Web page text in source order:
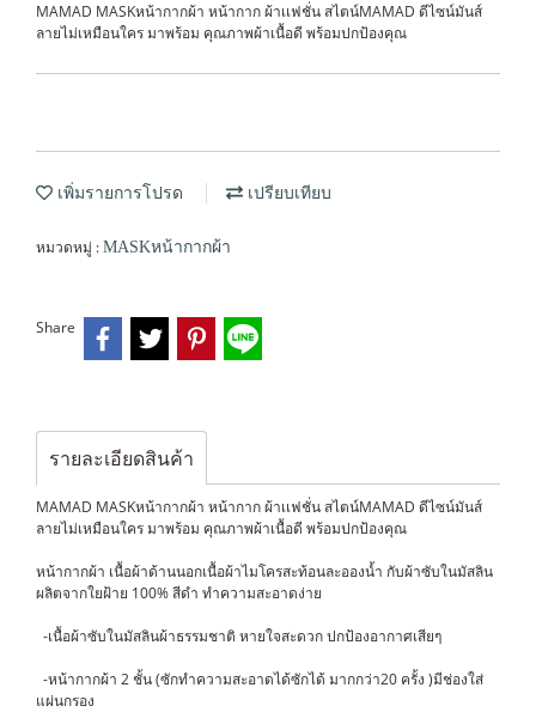
MAMAD MASKหน้ากากผ้า หน้ากาก ผ้าเเฟชั่น สไตน์MAMAD ดีไซน์มันส์
ลายไม่เหมือนใคร มาพร้อม คุณภาพผ้าเนื้อดี พร้อมปกป้องคุณ
เพิ่มรายการโปรด เปรียบเทียบ
หมวดหมู่ : MASKหน้ากากผ้า
Share
รายละเอียดสินค้า
MAMAD MASKหน้ากากผ้า หน้ากาก ผ้าเเฟชั่น สไตน์MAMAD ดีไซน์มันส์
ลายไม่เหมือนใคร มาพร้อม คุณภาพผ้าเนื้อดี พร้อมปกป้องคุณ
หน้ากากผ้า เนื้อผ้าด้านนอกเนื้อผ้าไมโครสะท้อนละอองน้ำ กับผ้าซับในมัสลิน
ผลิตจากใยฝ้าย 100% สีดำ ทำความสะอาดง่าย
-เนื้อผ้าซับในมัสลินผ้าธรรมชาติ หายใจสะดวก ปกป้องอากาศเสียๆ
-หน้ากากผ้า 2 ชั้น (ซักทำความสะอาดได้ซักได้ มากกว่า20 ครั้ง )มีช่องใส่
แผ่นกรอง